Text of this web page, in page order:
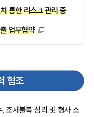
통한 리스크 관리 중
업무협약
협조
조세불복 심리 및 형사 소